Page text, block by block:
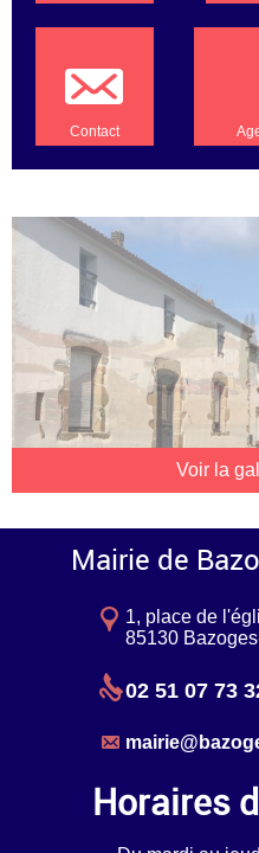
Contact
Voir la
Mairie de
1, place de
85130
02 51 07 73
Horaires